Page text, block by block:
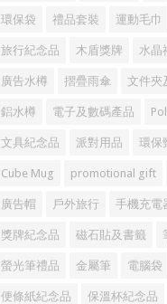
環保袋 禮品套裝 運動毛巾
旅行紀念品 木盾獎牌 水晶
廣告水樽 摺疊雨傘 文件夾
鋁水樽 電子及數碼產品
文具紀念品 派對用品 環保
Cube Mug promotional gift
廣告帽 戶外旅行 手機充電
獎牌紀念品 磁石貼及書籤
螢光筆禮品 金屬筆 電腦袋
便條紙紀念品 保溫杯紀念品